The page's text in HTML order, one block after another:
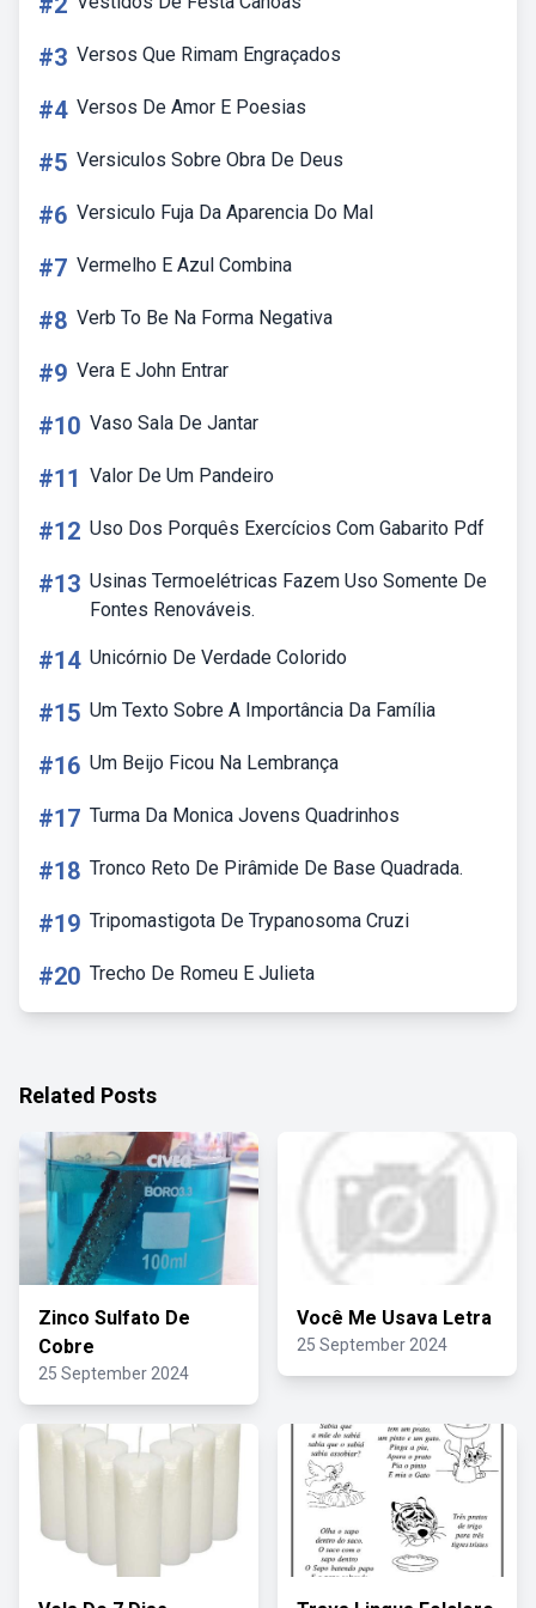
#3 Versos Que Rimam Engraçados
#4 Versos De Amor E Poesias
#5 Versiculos Sobre Obra De Deus
#6 Versiculo Fuja Da Aparencia Do Mal
#7 Vermelho E Azul Combina
#8 Verb To Be Na Forma Negativa
#9 Vera E John Entrar
#10 Vaso Sala De Jantar
#11 Valor De Um Pandeiro
#12 Uso Dos Porquês Exercícios Com Gabarito Pdf
#13 Usinas Termoelétricas Fazem Uso Somente De
Fontes Renováveis.
#14 Unicórnio De Verdade Colorido
#15 Um Texto Sobre A Importância Da Família
#16 Um Beijo Ficou Na Lembrança
#17 Turma Da Monica Jovens Quadrinhos
#18 Tronco Reto De Pirâmide De Base Quadrada.
#19 Tripomastigota De Trypanosoma Cruzi
#20 Trecho De Romeu E Julieta
Related Posts
Zinco Sulfato De
Cobre
25 September 2024
Você Me Usava Letra
25 September 2024